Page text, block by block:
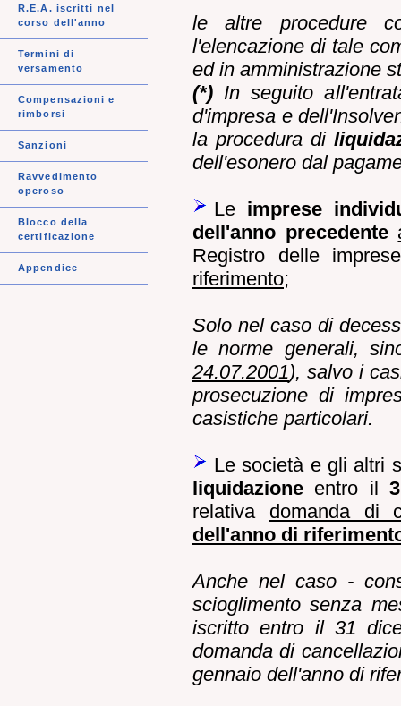
R.E.A. iscritti nel
corso dell'anno
Termini di
versamento
Compensazioni e
rimborsi
Sanzioni
Ravvedimento
operoso
Blocco della
certificazione
Appendice
le altre procedure
l'elencazione di tale
ed in amministrazione
(*) In seguito
d'impresa e
la procedura di
dell'esonero dal
Le imprese
dell'anno precedente
Registro delle
riferimento;
Solo nel caso di
le norme generali,
24.07.2001), salvo i
prosecuzione di
casistiche particolari.
Le società e gli altri
liquidazione entro il
relativa domanda di
dell'anno di
Anche nel caso -
scioglimento senza
iscritto entro il 31
domanda di
gennaio dell'anno di